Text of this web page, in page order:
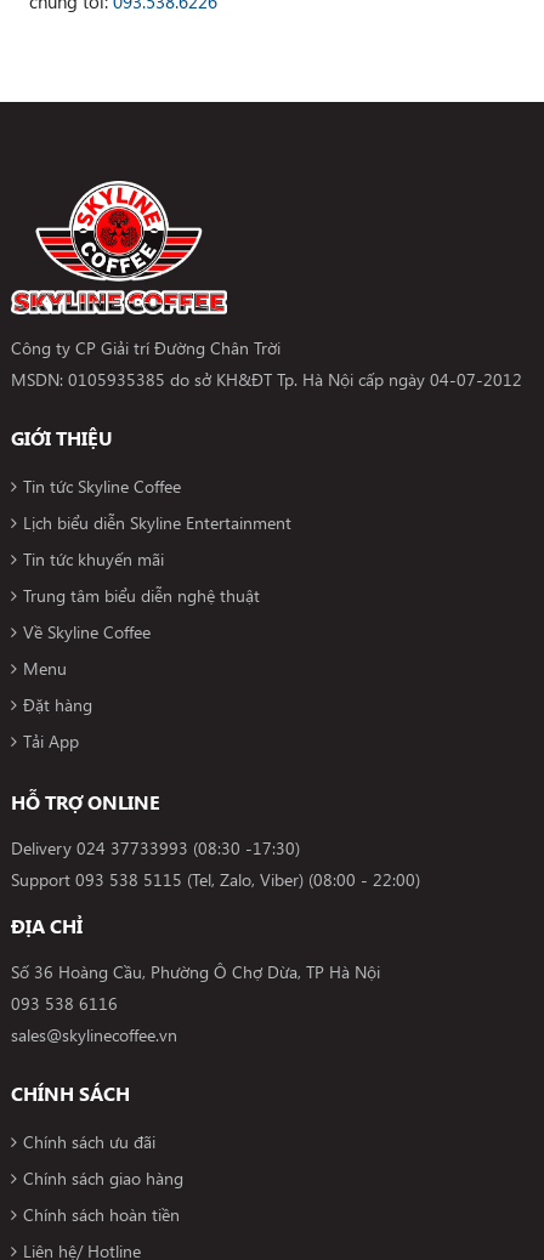
Công ty CP Giải trí Đường Chân Trời
MSDN: 0105935385 do sở KH&ĐT Tp. Hà Nội cấp ngày 04-07-2012
GIỚI THIỆU
Tin tức Skyline Coffee
Lịch biểu diễn Skyline Entertainment
Tin tức khuyến mãi
Trung tâm biểu diễn nghệ thuật
Về Skyline Coffee
Menu
Đặt hàng
Tải App
HỖ TRỢ ONLINE
Delivery 024 37733993 (08:30 -17:30)
Support 093 538 5115 (Tel, Zalo, Viber)(08:00 - 22:00)
ĐỊA CHỈ
Số 36 Hoàng Cầu, Phường Ô Chợ Dừa, TP Hà Nội
093 538 6116
sales@skylinecoffee.vn
CHÍNH SÁCH
Chính sách ưu đãi
Chính sách giao hàng
Chính sách hoàn tiền
Liên hệ/ Hotline